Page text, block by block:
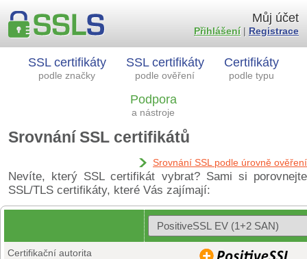
SSL certifikáty
podle značky
SSL certifikáty
podle ověření
Certifikáty
podle typu
Podpora
a nástroje
Můj účet
Přihlášení| Registrace
Srovnání SSL certifikátů
Srovnání SSL podle úrovně ověření
Nevíte, který SSL certifikát vybrat? Sami si porovnejte
SSL/TLS certifikáty, které Vás zajímají:
Certifikační autorita